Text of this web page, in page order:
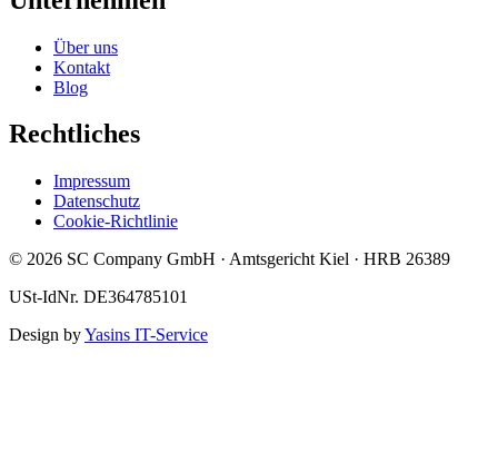
Über uns
Kontakt
Blog
Rechtliches
Impressum
Datenschutz
Cookie-Richtlinie
© 2026 SC Company GmbH · Amtsgericht Kiel · HRB 26389
USt-IdNr. DE364785101
Design byYasins IT-Service